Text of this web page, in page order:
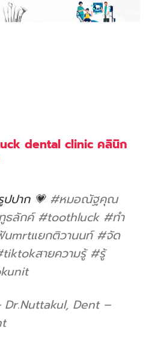
dental clinic คลินิก
ปาก 💗 #หมอณัฐคุณ
ธลักค์ #toothluck #ทํา
mrtแยกติวานนท์ #จัด
สายความรู้ #รู้
Dent –